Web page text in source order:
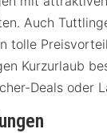
Auch
tolle
Kurzurlaub
Deals oder